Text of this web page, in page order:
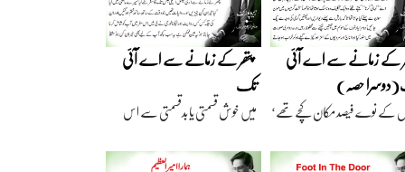
کے زمانے سے اے آئی
حصہ)
کے نوے فیصد مکان کچے تھے‘
پتھر کے زمانے سے اے آئی
تک
میں خوش قسمتی یا بدقسمتی سے اس